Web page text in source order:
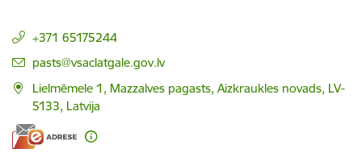
+371 65175244
E-pasts:
pasts@vsaclatgale.gov.lv
Lielmēmele 1, Mazzalves pagasts, Aizkraukles novads, LV-
5133, Latvija